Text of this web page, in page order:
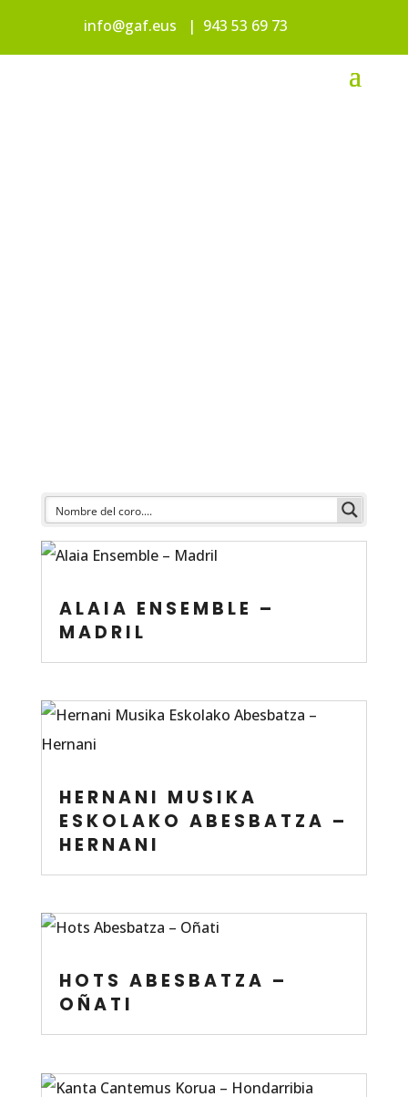
info@gaf.eus | 943 53 69 73
ALAIA ENSEMBLE –
MADRIL
HERNANI MUSIKA
ESKOLAKO ABESBATZA –
HERNANI
HOTS ABESBATZA –
OÑATI